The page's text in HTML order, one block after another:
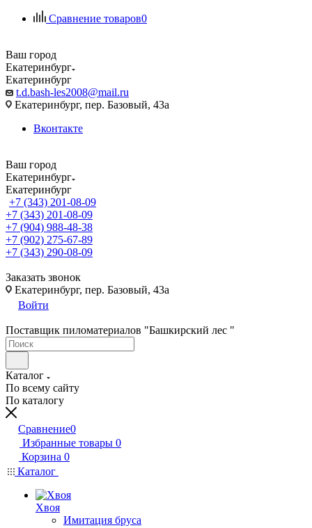
Сравнение товаров0
Ваш город
Екатеринбург
Екатеринбург
t.d.bash-les2008@mail.ru
Екатеринбург, пер. Базовый, 43а
Вконтакте
Ваш город
Екатеринбург
Екатеринбург
+7 (343) 201-08-09
+7 (343) 201-08-09
+7 (904) 988-48-38
+7 (902) 275-67-89
+7 (343) 290-08-09
Заказать звонок
Екатеринбург, пер. Базовый, 43а
Войти
Поставщик пиломатериалов "Башкирский лес "
Каталог
По всему сайту
По каталогу
Сравнение0
Избранные товары 0
Корзина 0
Каталог
Хвоя
Имитация бруса